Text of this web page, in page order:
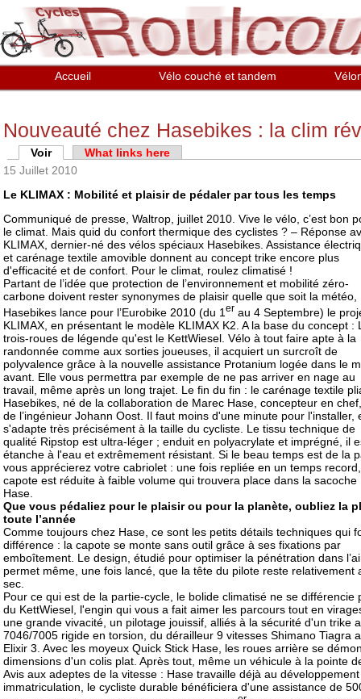
Aller au contenu principal
Accueil Vélo couché et tandem
Nouveauté chez Hasebikes : la clim
Onglets principaux
Voir(onglet actif)
What links here
15 Juillet 2010
Le KLIMAX : Mobilité et plaisir de pédaler par tous les temps
Communiqué de presse, Waltrop, juillet 2010. Vive le vélo, c’est bon
le climat. Mais quid du confort thermique des cyclistes ? – Réponse
KLIMAX, dernier-né des vélos spéciaux Hasebikes. Assistance
et carénage textile amovible donnent au concept trike encore plus
d'efficacité et de confort. Pour le climat, roulez climatisé !
Partant de l’idée que protection de l’environnement et mobilité zéro-
carbone doivent rester synonymes de plaisir quelle que soit la météo,
Hasebikes lance pour l’Eurobike 2010 (du 1 er au 4 Septembre) le
KLIMAX, en présentant le modèle KLIMAX K2. A la base du concept :
trois-roues de légende qu'est le KettWiesel. Vélo à tout faire apte à la
randonnée comme aux sorties joueuses, il acquiert un surcroît de
polyvalence grâce à la nouvelle assistance Protanium logée dans le
avant. Elle vous permettra par exemple de ne pas arriver en nage au
travail, même après un long trajet. Le fin du fin : le carénage textile
Hasebikes, né de la collaboration de Marec Hase, concepteur en
de l’ingénieur Johann Oost. Il faut moins d'une minute pour l'installer,
s'adapte très précisément à la taille du cycliste. Le tissu technique de
qualité Ripstop est ultra-léger ; enduit en polyacrylate et imprégné, il
étanche à l'eau et extrêmement résistant. Si le beau temps est de la
vous apprécierez votre cabriolet : une fois repliée en un temps
capote est réduite à faible volume qui trouvera place dans la sacoche
Hase.
Que vous pédaliez pour le plaisir ou pour la planète, oubliez la
toute l’année
Comme toujours chez Hase, ce sont les petits détails techniques qui
différence : la capote se monte sans outil grâce à ses fixations par
emboîtement. Le design, étudié pour optimiser la pénétration dans
permet même, une fois lancé, que la tête du pilote reste relativement
sec.
Pour ce qui est de la partie-cycle, le bolide climatisé ne se différencie
du KettWiesel, l'engin qui vous a fait aimer les parcours tout en
une grande vivacité, un pilotage jouissif, alliés à la sécurité d'un trike
7046/7005 rigide en torsion, du dérailleur 9 vitesses Shimano Tiagra
Elixir 3. Avec les moyeux Quick Stick Hase, les roues arrière se
dimensions d'un colis plat. Après tout, même un véhicule à la pointe
Avis aux adeptes de la vitesse : Hase travaille déjà au
immatriculation, le cycliste durable bénéficiera d'une assistance de